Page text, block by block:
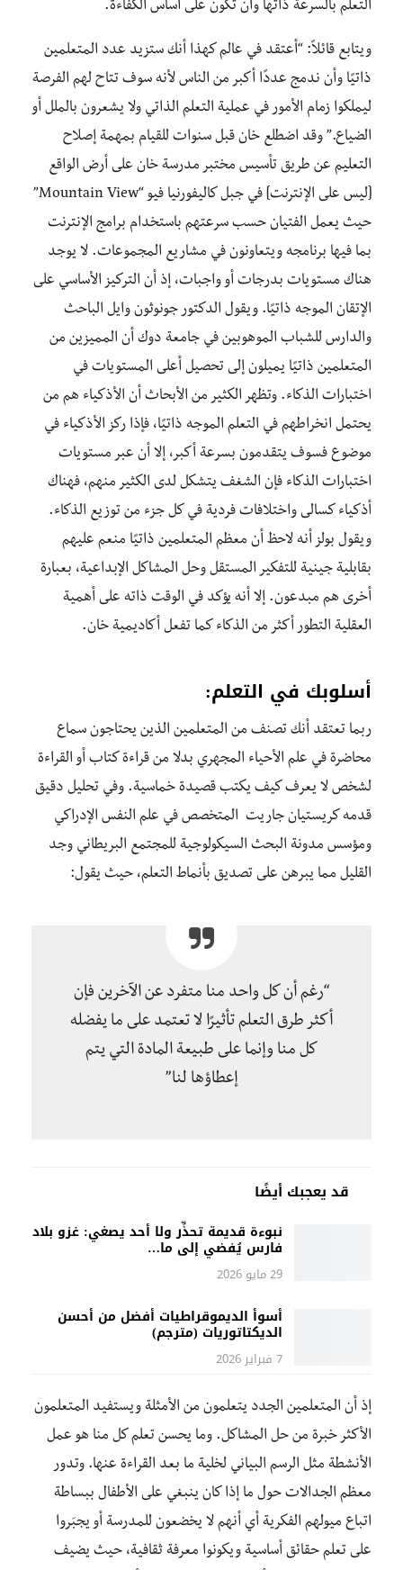
التعلم بالسرعة ذاتها وأن تكون على أساس الكفاءة.
ويتابع قائلاً: “أعتقد في عالم كهذا أنك ستزيد عدد المتعلمين
ذاتيًا وأن ندمج عددًا أكبر من الناس لأنه سوف تتاح لهم الفرصة
ليملكوا زمام الأمور في عملية التعلم الذاتي ولا يشعرون بالملل أو
الضياع.” وقد اضطلع خان قبل سنوات للقيام بمهمة إصلاح
التعليم عن طريق تأسيس مختبر مدرسة خان على أرض الواقع
[ليس على الإنترنت] في جبل كاليفورنيا فيو “Mountain View”
حيث يعمل الفتيان حسب سرعتهم باستخدام برامج الإنترنت
بما فيها برنامجه ويتعاونون في مشاريع المجموعات. لا يوجد
هناك مستويات بدرجات أو واجبات، إذ أن التركيز الأساسي على
الإتقان الموجه ذاتيًا. ويقول الدكتور جونوثون وايل الباحث
والدارس للشباب الموهوبين في جامعة دوك أن المميزين من
المتعلمين ذاتيًا يميلون إلى تحصيل أعلى المستويات في
اختبارات الذكاء. وتظهر الكثير من الأبحاث أن الأذكياء هم من
يحتمل انخراطهم في التعلم الموجه ذاتيًا، فإذا ركز الأذكياء في
موضوع فسوف يتقدمون بسرعة أكبر، إلا أن عبر مستويات
اختبارات الذكاء فإن الشغف يتشكل لدى الكثير منهم، فهناك
أذكياء كسالى واختلافات فردية في كل جزء من توزيع الذكاء.
ويقول بولز أنه لاحظ أن معظم المتعلمين ذاتيًا منعم عليهم
بقابلية جينية للتفكير المستقل وحل المشاكل الإبداعية، بعبارة
أخرى هم مبدعون. إلا أنه يؤكد في الوقت ذاته على أهمية
العقلية التطور أكثر من الذكاء كما تفعل أكاديمية خان.
أسلوبك في التعلم:
ربما تعتقد أنك تصنف من المتعلمين الذين يحتاجون سماع
محاضرة في علم الأحياء المجهري بدلا من قراءة كتاب أو القراءة
لشخص لا يعرف كيف يكتب قصيدة خماسية. وفي تحليل دقيق
قدمه كريستيان جاريت المتخصص في علم النفس الإدراكي
ومؤسس مدونة البحث السيكولوجية للمجتمع البريطاني وجد
القليل مما يبرهن على تصديق بأنماط التعلم، حيث يقول:
“رغم أن كل واحد منا متفرد عن الآخرين فإن
أكثر طرق التعلم تأثيرًا لا تعتمد على ما يفضله
كل منا وإنما على طبيعة المادة التي يتم
إعطاؤها لنا”
قد يعجبك أيضًا
نبوءة قديمة تحذِّر ولا أحد يصغي: غزو بلاد
فارس يُفضي إلى ما…
29 مايو 2026
أسوأ الديموقراطيات أفضل من أحسن
الديكتاتوريات (مترجم)
7 فبراير 2026
إذ أن المتعلمين الجدد يتعلمون من الأمثلة ويستفيد المتعلمون
الأكثر خبرة من حل المشاكل. وما يحسن تعلم كل منا هو عمل
الأنشطة مثل الرسم البياني لخلية ما بعد القراءة عنها. وتدور
معظم الجدالات حول ما إذا كان ينبغي على الأطفال ببساطة
اتباع ميولهم الفكرية أي أنهم لا يخضعون للمدرسة أو يجبَروا
على تعلم حقائق أساسية ويكونوا معرفة ثقافية، حيث يضيف